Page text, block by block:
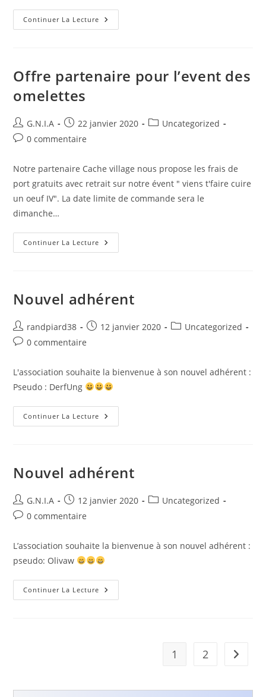
Continuer La Lecture
Offre partenaire pour l’event des
omelettes
G.N.I.A 22 janvier 2020
Uncategorized
0 commentaire
Notre partenaire Cache village nous propose les frais de
port gratuits avec retrait sur notre évent " viens t'faire cuire
un oeuf IV". La date limite de commande sera le
dimanche…
Continuer La Lecture
Nouvel adhérent
randpiard38 12 janvier 2020
Uncategorized
0 commentaire
L'association souhaite la bienvenue à son nouvel adhérent :
Pseudo : DerfUng
Continuer La Lecture
Nouvel adhérent
G.N.I.A 12 janvier 2020
Uncategorized
0 commentaire
L’association souhaite la bienvenue à son nouvel adhérent :
pseudo: Olivaw
Continuer La Lecture
1 2